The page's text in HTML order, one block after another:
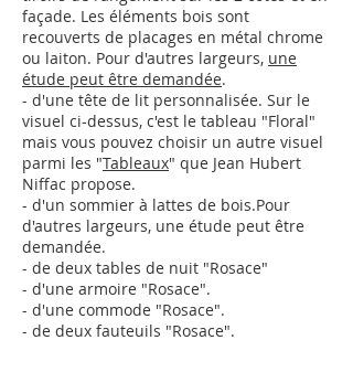
façade. Les éléments bois sont
recouverts de placages en métal chrome
ou laiton. Pour d'autres largeurs, une
étude peut être demandée.
- d'une tête de lit personnalisée. Sur le
visuel ci-dessus, c'est le tableau "Floral"
mais vous pouvez choisir un autre visuel
parmi les "Tableaux" que Jean Hubert
Niffac propose.
- d'un sommier à lattes de bois.Pour
d'autres largeurs, une étude peut être
demandée.
- de deux tables de nuit "Rosace"
- d'une armoire "Rosace".
- d'une commode "Rosace".
- de deux fauteuils "Rosace".